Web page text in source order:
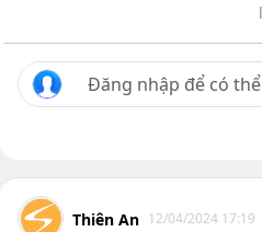
Thiên An 12/04/2024 17:19